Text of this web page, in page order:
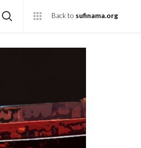
Back to sufinama.org